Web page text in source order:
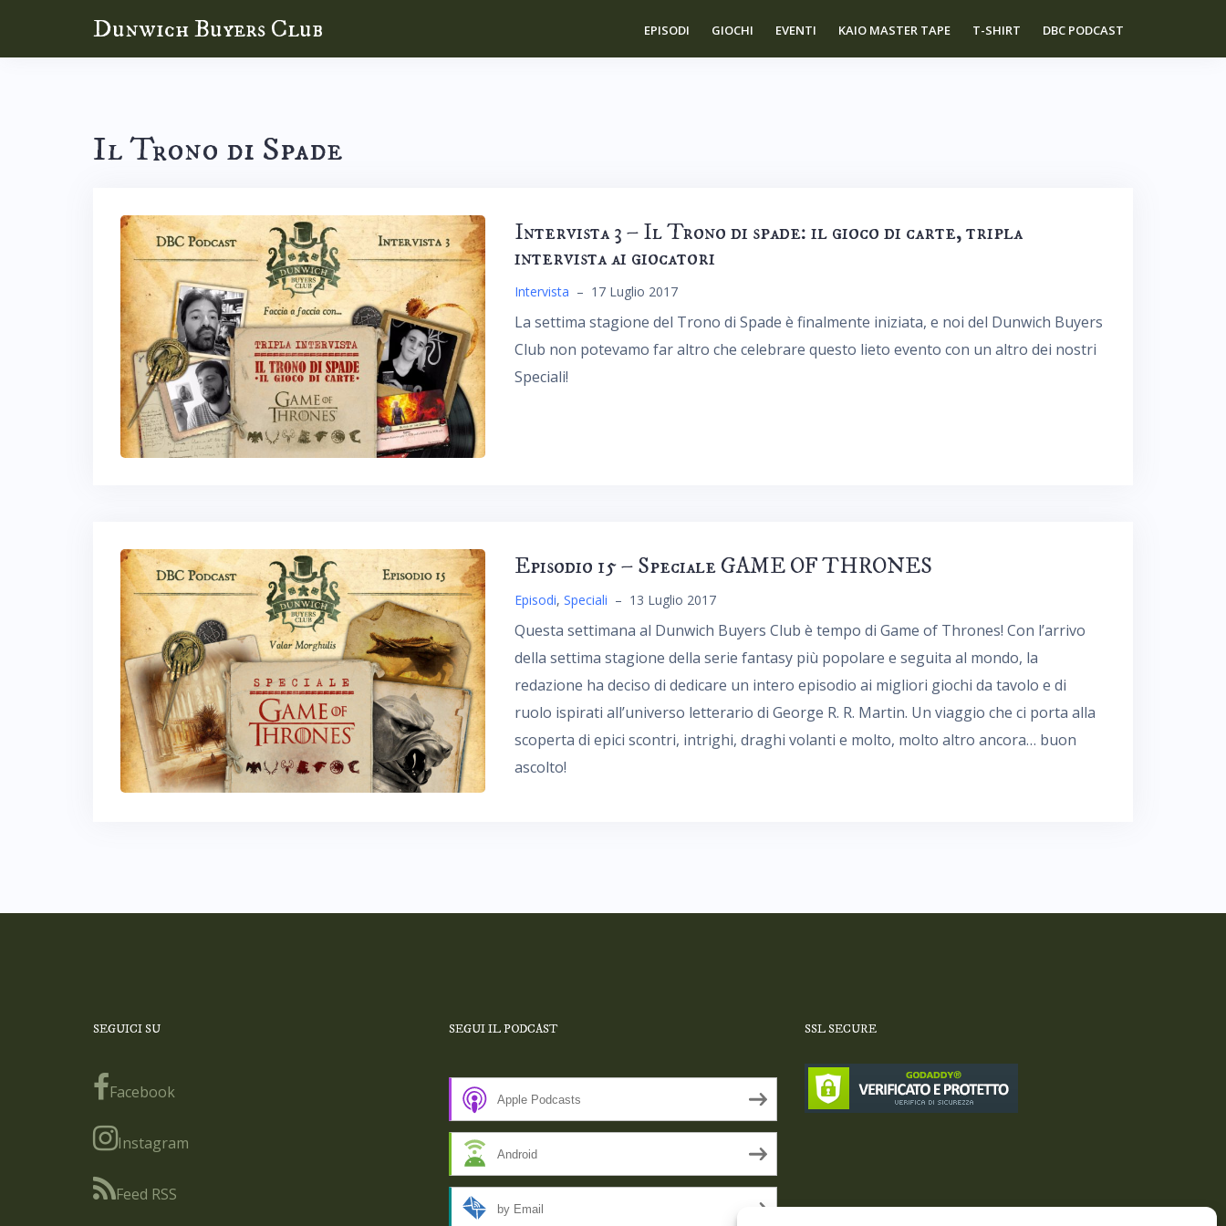
Dunwich Buyers Club EPISODI GIOCHI EVENTI KAIO MASTER TAPE T-SHIRT DBC PODCAST
Il Trono di Spade
Intervista 3 – Il Trono di spade: il gioco di carte, tripla
intervista ai giocatori
Intervista – 17 Luglio 2017
La settima stagione del Trono di Spade è finalmente iniziata, e noi del Dunwich Buyers
Club non potevamo far altro che celebrare questo lieto evento con un altro dei nostri
Speciali!
Episodio 15 – Speciale GAME OF THRONES
Episodi, Speciali – 13 Luglio 2017
Questa settimana al Dunwich Buyers Club è tempo di Game of Thrones! Con l’arrivo
della settima stagione della serie fantasy più popolare e seguita al mondo, la
redazione ha deciso di dedicare un intero episodio ai migliori giochi da tavolo e di
ruolo ispirati all’universo letterario di George R. R. Martin. Un viaggio che ci porta alla
scoperta di epici scontri, intrighi, draghi volanti e molto, molto altro ancora… buon
ascolto!
SEGUICI SU
Facebook
Instagram
Feed RSS
SEGUI IL PODCAST
Apple Podcasts
Android
by Email
SSL SECURE